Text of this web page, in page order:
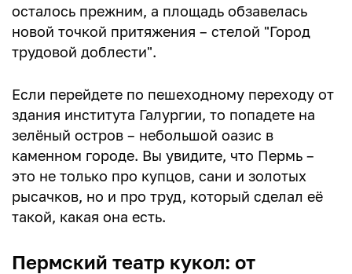
осталось прежним, а площадь обзавелась
новой точкой притяжения – стелой "Город
трудовой доблести".
Если перейдете по пешеходному переходу от
здания института Галургии, то попадете на
зелёный остров – небольшой оазис в
каменном городе. Вы увидите, что Пермь –
это не только про купцов, сани и золотых
рысачков, но и про труд, который сделал её
такой, какая она есть.
Пермский театр кукол: от